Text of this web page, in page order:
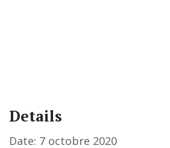
Details
Date: 7 octobre 2020